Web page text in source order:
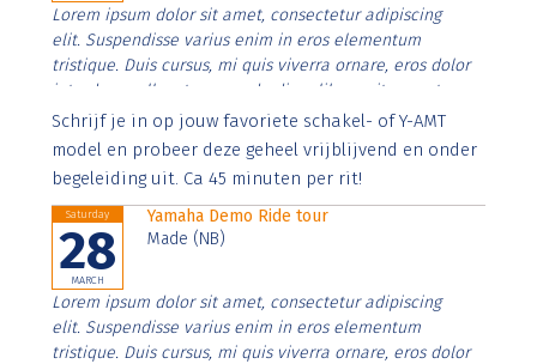
Lorem ipsum dolor sit amet, consectetur adipiscing
elit. Suspendisse varius enim in eros elementum
tristique. Duis cursus, mi quis viverra ornare, eros dolor
interdum nulla, ut commodo diam libero vitae erat.
Aenean faucibus nibh et justo cursus id rutrum lorem
imperdiet. Nunc ut sem vitae risus tristique posuere.
Schrijf je in op jouw favoriete schakel- of Y-AMT
model en probeer deze geheel vrijblijvend en onder
begeleiding uit. Ca 45 minuten per rit!
Saturday
28
MARCH
Yamaha Demo Ride tour
Made (NB)
Lorem ipsum dolor sit amet, consectetur adipiscing
elit. Suspendisse varius enim in eros elementum
tristique. Duis cursus, mi quis viverra ornare, eros dolor